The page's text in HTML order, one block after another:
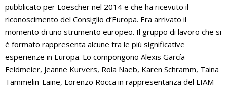
pubblicato per Loescher nel 2014 e che ha ricevuto il
riconoscimento del Consiglio d’Europa. Era arrivato il
momento di uno strumento europeo. Il gruppo di lavoro che si
è formato rappresenta alcune tra le più significative
esperienze in Europa. Lo compongono Alexis García
Feldmeier, Jeanne Kurvers, Rola Naeb, Karen Schramm, Taina
Tammelin-Laine, Lorenzo Rocca in rappresentanza del LIAM